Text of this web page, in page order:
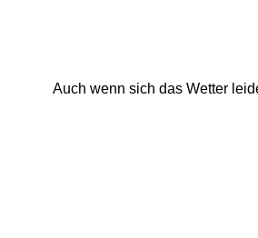
Auch wenn sich das Wetter